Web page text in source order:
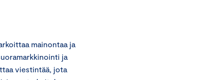
mainontaa ja
ja
viestintää, jota